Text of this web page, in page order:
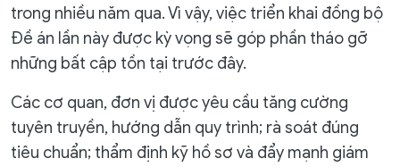
trong nhiều năm qua. Vì vậy, việc triển khai đồng bộ
Đề án lần này được kỳ vọng sẽ góp phần tháo gỡ
những bất cập tồn tại trước đây.
Các cơ quan, đơn vị được yêu cầu tăng cường
tuyên truyền, hướng dẫn quy trình; rà soát đúng
tiêu chuẩn; thẩm định kỹ hồ sơ và đẩy mạnh giám